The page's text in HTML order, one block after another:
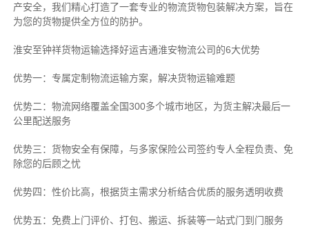
产安全，我们精心打造了一套专业的物流货物包装解决方案，旨在
为您的货物提供全方位的防护。
淮安至钟祥货物运输选择好运吉通淮安物流公司的6大优势
优势一：专属定制物流运输方案，解决货物运输难题
优势二：物流网络覆盖全国300多个城市地区，为货主解决最后一
公里配送服务
优势三：货物安全有保障，与多家保险公司签约专人全程负责、免
除您的后顾之忧
优势四：性价比高，根据货主需求分析结合优质的服务透明收费
优势五：免费上门评价、打包、搬运、拆装等一站式门到门服务